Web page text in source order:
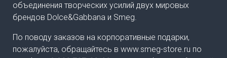
объединения творческих усилий двух мировых
брендов Dolce&Gabbana и Smeg.
По поводу заказов на корпоративные подарки,
пожалуйста, обращайтесь в www.smeg-store.ru по